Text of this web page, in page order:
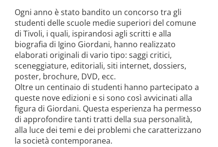
Ogni anno è stato bandito un concorso tra gli
studenti delle scuole medie superiori del comune
di Tivoli, i quali, ispirandosi agli scritti e alla
biografia di Igino Giordani, hanno realizzato
elaborati originali di vario tipo: saggi critici,
sceneggiature, editoriali, siti internet, dossiers,
poster, brochure, DVD, ecc.
Oltre un centinaio di studenti hanno partecipato a
queste nove edizioni e si sono così avvicinati alla
figura di Giordani. Questa esperienza ha permesso
di approfondire tanti tratti della sua personalità,
alla luce dei temi e dei problemi che caratterizzano
la società contemporanea.